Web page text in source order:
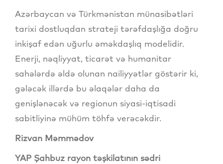
Azərbaycan və Türkmənistan münasibətləri
tarixi dostluqdan strateji tərəfdaşlığa doğru
inkişaf edən uğurlu əməkdaşlıq modelidir.
Enerji, nəqliyyat, ticarət və humanitar
sahələrdə əldə olunan nailiyyətlər göstərir ki,
gələcək illərdə bu əlaqələr daha da
genişlənəcək və regionun siyasi-iqtisadi
sabitliyinə mühüm töhfə verəcəkdir.
Rizvan Məmmədov
YAP Şahbuz rayon təşkilatının sədri